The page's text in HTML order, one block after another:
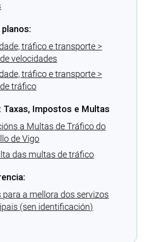
tráfico e transporte >
velocidades
tráfico e transporte >
tráfico
Taxas, Impostos e Multas
a Multas de Tráfico do
de Vigo
das multas de tráfico
para a mellora dos servizos
(sen identificación)